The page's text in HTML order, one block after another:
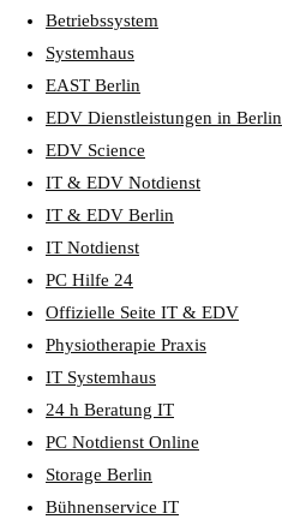
Betriebssystem
Systemhaus
EAST Berlin
EDV Dienstleistungen in Berlin
EDV Science
IT & EDV Notdienst
IT & EDV Berlin
IT Notdienst
PC Hilfe 24
Offizielle Seite IT & EDV
Physiotherapie Praxis
IT Systemhaus
24 h Beratung IT
PC Notdienst Online
Storage Berlin
Bühnenservice IT